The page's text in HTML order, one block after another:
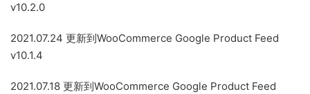
v10.2.0
2021.07.24 更新到WooCommerce Google Product Feed
v10.1.4
2021.07.18 更新到WooCommerce Google Product Feed